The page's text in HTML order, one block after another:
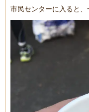
市民センターに入ると、